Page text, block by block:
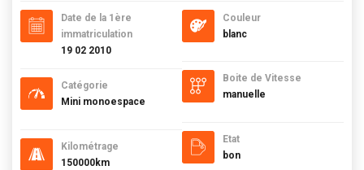
Date de la 1ère
immatriculation
19 02 2010
Catégorie
Mini monoespace
Kilométrage
150000km
Couleur
blanc
Boite de Vitesse
manuelle
Etat
bon